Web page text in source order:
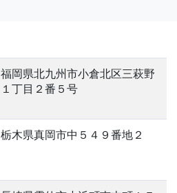
福岡県北九州市小倉北区三萩野
１丁目２番５号
栃木県真岡市中５４９番地２